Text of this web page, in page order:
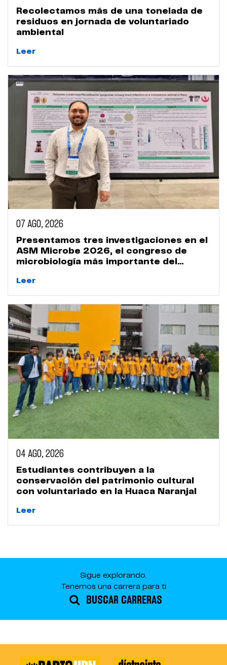
Recolectamos más de una tonelada de
residuos en jornada de voluntariado
ambiental
Leer
07 AGO, 2026
Presentamos tres investigaciones en el
ASM Microbe 2026, el congreso de
microbiología más importante del
Leer
04 AGO, 2026
Estudiantes contribuyen a la
conservación del patrimonio cultural
con voluntariado en la Huaca Naranjal
Leer
Sigue explorando.
Tenemos una carrera para ti
BUSCAR CARRERAS